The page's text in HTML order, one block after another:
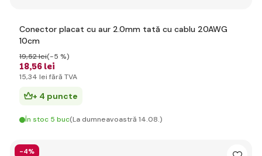
Conector placat cu aur 2.0mm tată cu cablu 20AWG
10cm
18,56 lei
19,52 lei(-5 %)
15,34 lei fără TVA
+ 4 puncte
În stoc 5 buc(La dumneavoastră 14.08.)
-4%